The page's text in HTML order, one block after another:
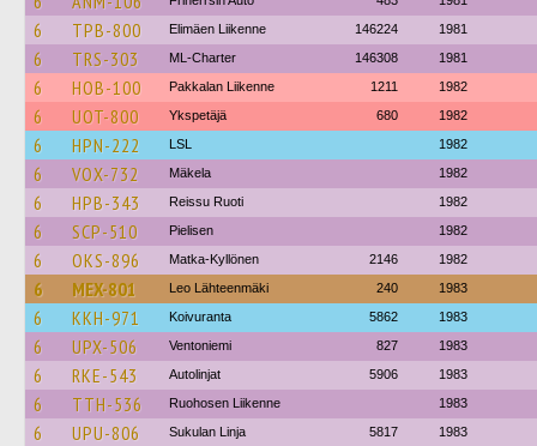
6 TPB-800 Elimäen Liikenne 146224 1981
6 TRS-303 ML-Charter 146308 1981
6 HOB-100 Pakkalan Liikenne 1211 1982
6 UOT-800 Ykspetäjä 680 1982
6 HPN-222 LSL 1982
6 VOX-732 Mäkela 1982
6 HPB-343 Reissu Ruoti 1982
6 SCP-510 Pielisen 1982
6 OKS-896 Matka-Kyllönen 2146 1982
6 MEX-801 Leo Lähteenmäki 240 1983
6 KKH-971 Koivuranta 5862 1983
6 UPX-506 Ventoniemi 827 1983
6 RKE-543 Autolinjat 5906 1983
6 TTH-536 Ruohosen Liikenne 1983
6 UPU-806 Sukulan Linja 5817 1983